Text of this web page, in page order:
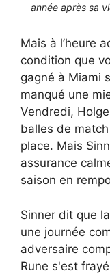
année après sa
Mais à l’heure
condition que
gagné à Miami
manqué une
Vendredi,
balles de
place. Mais
assurance
saison en
Sinner dit que
une journée
adversaire
Rune s'est